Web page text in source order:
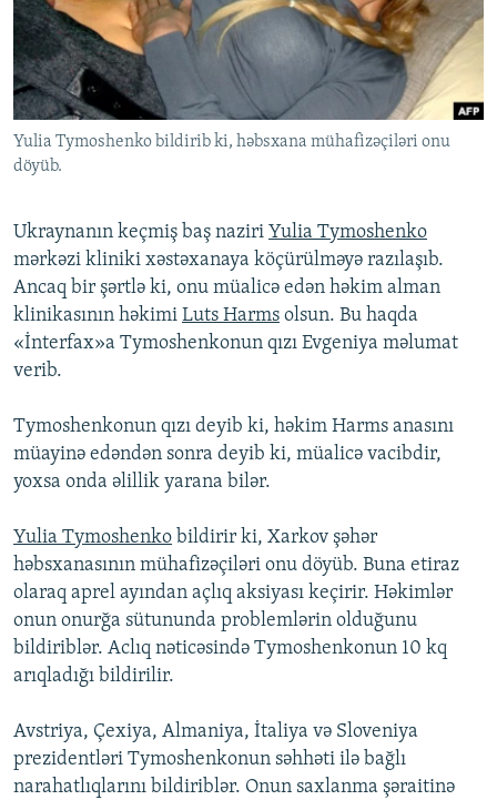
İNFOQRAFIKA
KARIKATURA
AZƏRBAYCAN ƏDƏBIYYATI KITABXANASI
İSLAM VƏ DEMOKRATIYA
İZ - MƏDƏNIYYƏT PROQRAMI
MISSIYAMIZ
PEŞƏ ETIKASI VƏ JURNALISTIKA STANDARTLARIMIZ
MATERIALLARIMIZDAN ISTIFADƏ
AZADLIQRADIOSU MOBIL TELEFONUNUZDA
XƏBƏR BÜLLETENLƏRIMIZ
BIZI IZLƏ
RFE/RL-in bütün saytları
Yulia Tymoshenko bildirib ki, həbsxana mühafizəçiləri onu
döyüb.
Ukraynanın keçmiş baş naziri Yulia Tymoshenko
mərkəzi kliniki xəstəxanaya köçürülməyə razılaşıb.
Ancaq bir şərtlə ki, onu müalicə edən həkim alman
klinikasının həkimi Luts Harms olsun. Bu haqda
«İnterfax»a Tymoshenkonun qızı Evgeniya məlumat
verib.
Tymoshenkonun qızı deyib ki, həkim Harms anasını
müayinə edəndən sonra deyib ki, müalicə vacibdir,
yoxsa onda əlillik yarana bilər.
Yulia Tymoshenko bildirir ki, Xarkov şəhər
həbsxanasının mühafizəçiləri onu döyüb. Buna etiraz
olaraq aprel ayından açlıq aksiyası keçirir. Həkimlər
onun onurğa sütununda problemlərin olduğunu
bildiriblər. Aclıq nəticəsində Tymoshenkonun 10 kq
arıqladığı bildirilir.
Avstriya, Çexiya, Almaniya, İtaliya və Sloveniya
prezidentləri Tymoshenkonun səhhəti ilə bağlı
narahatlıqlarını bildiriblər. Onun saxlanma şəraitinə